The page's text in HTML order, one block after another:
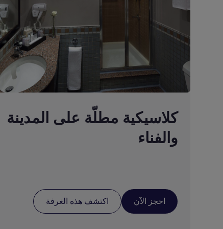
كلاسيكية مطلّة على المدينة
والفناء
احجز الآن اكتشف هذه الغرفة